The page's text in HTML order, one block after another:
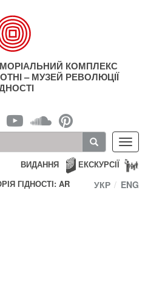
КОМПЛЕКС
– МУЗЕЙ РЕВОЛЮЦІЇ
ЕКСКУРСІЇ
ВИДАННЯ
ГІДНОСТІ: AR
УКР ENG